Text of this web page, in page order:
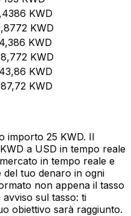
KWD
KWD
KWD
KWD
KWD
KWD
importo 25 KWD. Il
a USD in tempo reale
in tempo reale e
tuo denaro in ogni
non appena il tasso
sul tasso: ti
obiettivo sarà raggiunto.